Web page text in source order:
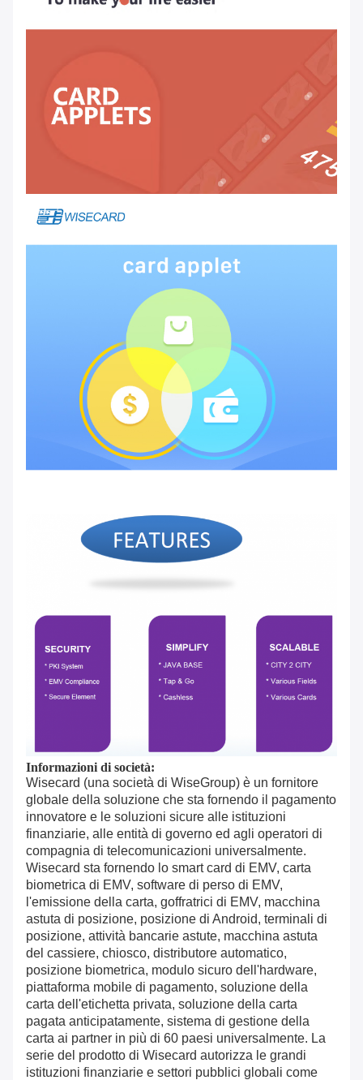
Informazioni di società:
Wisecard (una società di WiseGroup) è un fornitore
globale della soluzione che sta fornendo il pagamento
innovatore e le soluzioni sicure alle istituzioni
finanziarie, alle entità di governo ed agli operatori di
compagnia di telecomunicazioni universalmente.
Wisecard sta fornendo lo smart card di EMV, carta
biometrica di EMV, software di perso di EMV,
l'emissione della carta, goffratrici di EMV, macchina
astuta di posizione, posizione di Android, terminali di
posizione, attività bancarie astute, macchina astuta
del cassiere, chiosco, distributore automatico,
posizione biometrica, modulo sicuro dell'hardware,
piattaforma mobile di pagamento, soluzione della
carta dell'etichetta privata, soluzione della carta
pagata anticipatamente, sistema di gestione della
carta ai partner in più di 60 paesi universalmente. La
serie del prodotto di Wisecard autorizza le grandi
istituzioni finanziarie e settori pubblici globali come